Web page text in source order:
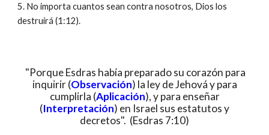
5. No importa cuantos sean contra nosotros, Dios los
destruirá (1:12).
"Porque Esdras había preparado su corazón para
inquirir (Observación) la ley de Jehová y para
cumplirla (Aplicación), y para enseñar
(Interpretación) en Israel sus estatutos y
decretos". (Esdras 7:10)